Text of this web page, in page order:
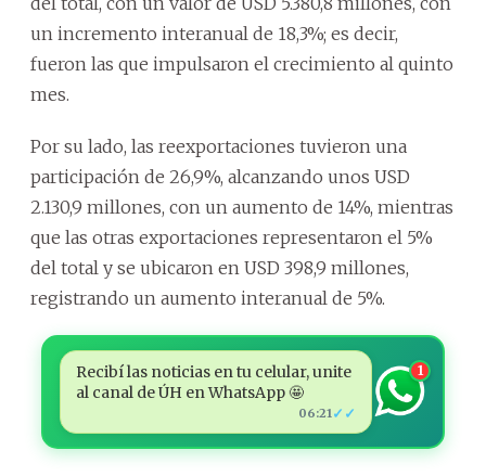
un incremento interanual de 18,3%; es decir,
fueron las que impulsaron el crecimiento al quinto
mes.
Por su lado, las reexportaciones tuvieron una
participación de 26,9%, alcanzando unos USD
2.130,9 millones, con un aumento de 14%, mientras
que las otras exportaciones representaron el 5%
del total y se ubicaron en USD 398,9 millones,
registrando un aumento interanual de 5%.
Recibí las noticias en tu celular, unite
al canal de ÚH en WhatsApp 🤩
06:21 ✓✓
1